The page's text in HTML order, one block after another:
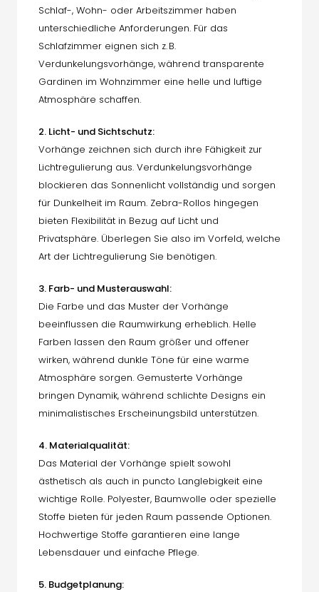
Schlaf-, Wohn- oder Arbeitszimmer haben
unterschiedliche Anforderungen. Für das
Schlafzimmer eignen sich z. B.
Verdunkelungsvorhänge, während transparente
Gardinen im Wohnzimmer eine helle und luftige
Atmosphäre schaffen.
2. Licht- und Sichtschutz:
Vorhänge zeichnen sich durch ihre Fähigkeit zur
Lichtregulierung aus. Verdunkelungsvorhänge
blockieren das Sonnenlicht vollständig und sorgen
für Dunkelheit im Raum. Zebra-Rollos hingegen
bieten Flexibilität in Bezug auf Licht und
Privatsphäre. Überlegen Sie also im Vorfeld, welche
Art der Lichtregulierung Sie benötigen.
3. Farb- und Musterauswahl:
Die Farbe und das Muster der Vorhänge
beeinflussen die Raumwirkung erheblich. Helle
Farben lassen den Raum größer und offener
wirken, während dunkle Töne für eine warme
Atmosphäre sorgen. Gemusterte Vorhänge
bringen Dynamik, während schlichte Designs ein
minimalistisches Erscheinungsbild unterstützen.
4. Materialqualität:
Das Material der Vorhänge spielt sowohl
ästhetisch als auch in puncto Langlebigkeit eine
wichtige Rolle. Polyester, Baumwolle oder spezielle
Stoffe bieten für jeden Raum passende Optionen.
Hochwertige Stoffe garantieren eine lange
Lebensdauer und einfache Pflege.
5. Budgetplanung: